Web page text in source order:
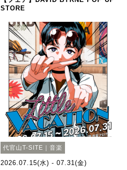
STORE
代官山T-SITE｜音楽
2026.07.15(水) - 07.31(金)